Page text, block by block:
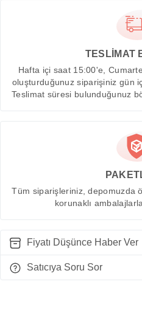
TESLİMAT
Hafta içi saat 15:00'e,
oluşturduğunuz siparişiniz gün
Teslimat süresi bulunduğunuz
Tüm siparişleriniz, depomuzda
korunaklı
Fiyatı Düşünce Haber Ver
Satıcıya Soru Sor